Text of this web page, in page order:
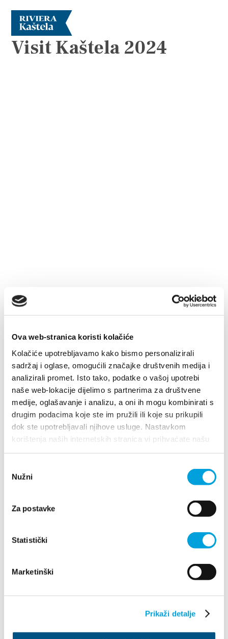
Ova web-stranica koristi kolačiće
Kolačiće upotrebljavamo kako bismo personalizirali
sadržaj i oglase, omogućili značajke društvenih medija i
analizirali promet. Isto tako, podatke o vašoj upotrebi
naše web-lokacije dijelimo s partnerima za društvene
medije, oglašavanje i analizu, a oni ih mogu kombinirati s
drugim podacima koje ste im pružili ili koje su prikupili
dok ste upotrebljavali njihove usluge. Nastavkom
korištenja naših internetskih stranica vi prihvaćate našu
pristanka
Nužni
Za postavke
Statistički
Marketinški
Prikaži detalje
info@kastela-info.hr
Villa Nika, Kamberovo šetalište 30,
21216 Kaštel Stari, Hrvatska
Wskazówki
BROŽURY
Visit Kaštela 2024
Villa Nika, Kamberovo šetalište 30
info@kastela-info.hr